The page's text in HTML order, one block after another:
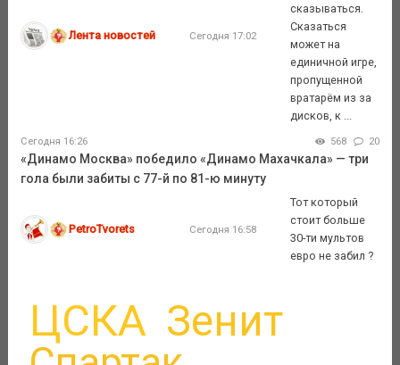
Лента новостей Сегодня 17:02
сказываться.
Сказаться
может на
единичной игре,
пропущенной
вратарём из за
дисков, к ...
Сегодня 16:26 568 20
«Динамо Москва» победило «Динамо Махачкала» — три
гола были забиты с 77-й по 81-ю минуту
PetroTvorets Сегодня 16:58
Тот который
стоит больше
30-ти мультов
евро не забил ?
ЦСКА Зенит